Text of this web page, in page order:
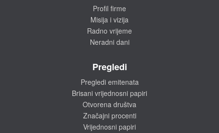
Profil firme
Misija i vizija
Radno vrijeme
Neradni dani
Pregledi
Pregledi emitenata
Brisani vrijednosni papiri
Otvorena društva
Značajni procenti
Vrijednosni papiri